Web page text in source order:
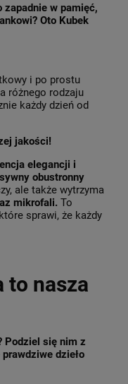
w pamięć,
Oto Kubek
i po prostu
różnego rodzaju
każdy dzień od
jakości!
elegancji i
obustronny
ale także wytrzyma
mikrofali. To
sprawi, że każdy
to nasza
Podziel się nim z
prawdziwe dzieło